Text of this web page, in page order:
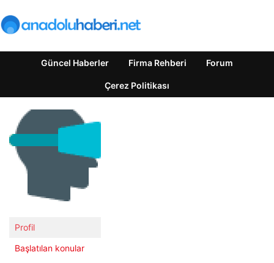
Güncel Haberler Firma Rehberi Forum
Çerez Politikası
Profil
Başlatılan konular